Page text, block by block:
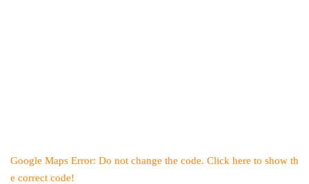
Google Maps Error: Do not change the code. Click here to show th
e correct code!